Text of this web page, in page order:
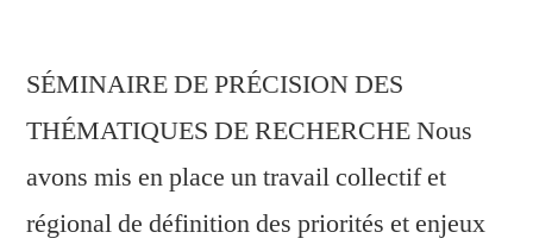
SÉMINAIRE DE PRÉCISION DES
THÉMATIQUES DE RECHERCHE Nous
avons mis en place un travail collectif et
régional de définition des priorités et enjeux